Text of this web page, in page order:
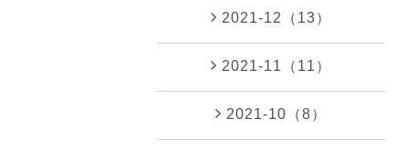
2021-12（13）
2021-11（11）
2021-10（8）